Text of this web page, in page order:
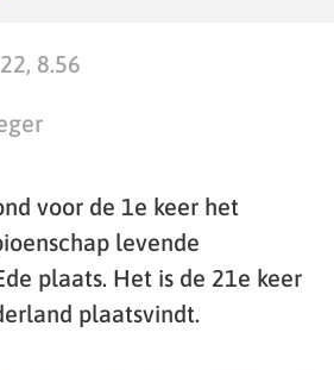
8.56
voor de 1e keer het
levende
plaats. Het is de 21e keer
plaatsvindt.